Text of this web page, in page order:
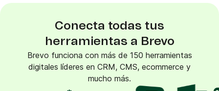
Conecta todas tus
herramientas a Brevo
Brevo funciona con más de 150 herramientas
digitales líderes en CRM, CMS, ecommerce y
mucho más.